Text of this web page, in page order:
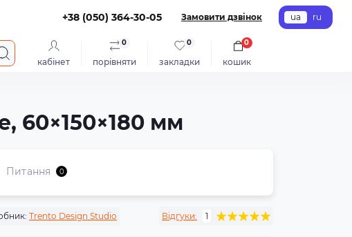
+38 (050) 364-30-05 Замовити дзвінок ua ru
кабінет порівняти
0
закладки
0
кошик
0
60×150×180 мм
Питання 0
Trento Design Studio Відгуки: 1